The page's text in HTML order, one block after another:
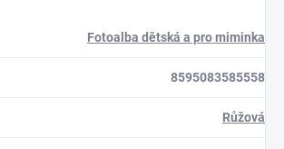
Fotoalba dětská a pro miminka
8595083585558
Růžová